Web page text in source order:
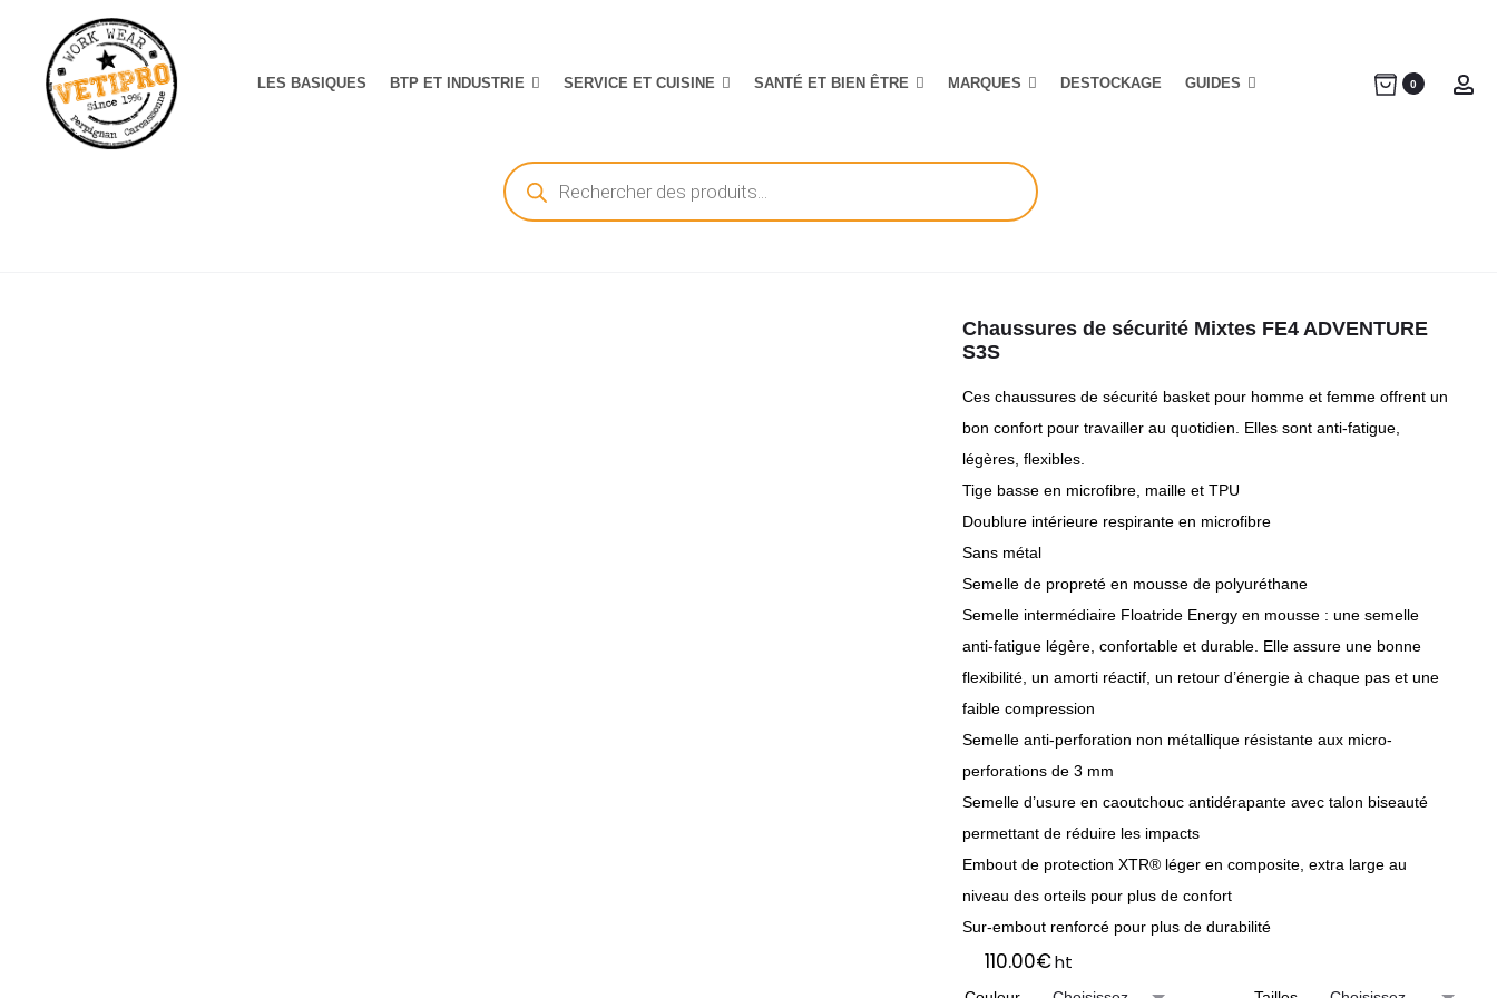
LES BASIQUES BTP ET INDUSTRIE SERVICE ET CUISINE SANTÉ ET BIEN ÊTRE MARQUES DESTOCKAGE GUIDES 0
Recherche
de
produits
Chaussures de sécurité Mixtes FE4 ADVENTURE
S3S
Ces chaussures de sécurité basket pour homme et femme offrent un
bon confort pour travailler au quotidien. Elles sont anti-fatigue,
légères, flexibles.
Tige basse en microfibre, maille et TPU
Doublure intérieure respirante en microfibre
Sans métal
Semelle de propreté en mousse de polyuréthane
Semelle intermédiaire Floatride Energy en mousse : une semelle
anti-fatigue légère, confortable et durable. Elle assure une bonne
flexibilité, un amorti réactif, un retour d’énergie à chaque pas et une
faible compression
Semelle anti-perforation non métallique résistante aux micro-
perforations de 3 mm
Semelle d’usure en caoutchouc antidérapante avec talon biseauté
permettant de réduire les impacts
Embout de protection XTR® léger en composite, extra large au
niveau des orteils pour plus de confort
Sur-embout renforcé pour plus de durabilité
110.00€ht